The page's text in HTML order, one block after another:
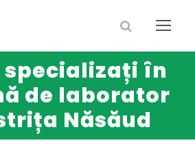
specializați în
de laborator
Năsăud